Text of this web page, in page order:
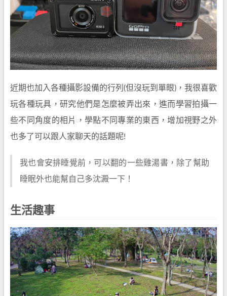
近期也加入各種攝影設備的行列(但沒玩到單眼)，我很喜歡
玩各種玩具，研究他們是怎麼被弄出來，進而學習拍攝一
些不同角度的相片，學點不同專業的東西，增加視野之外
也多了可以跟人家聊天的話題呢!
我也會安排睡覺前，可以翻的一些雞湯書，除了幫助
睡眠外也能幫自己多沈澱一下！
生活趣事